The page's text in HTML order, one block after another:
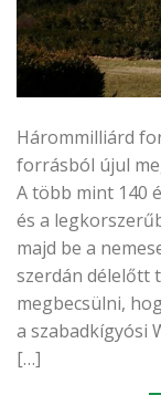
Hárommilliárd
forrásból újul
A több mint 140
és a
majd be a
szerdán délelőtt
megbecsülni,
a szabadkígyósi
[…]